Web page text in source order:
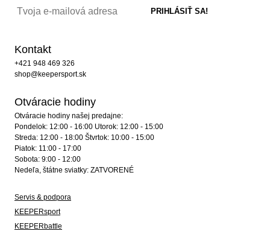
Kontakt
+421 948 469 326
shop@keepersport.sk
Otváracie hodiny
Otváracie hodiny našej predajne:
Pondelok: 12:00 - 16:00 Utorok: 12:00 - 15:00
Streda: 12:00 - 18:00 Štvrtok: 10:00 - 15:00
Piatok: 11:00 - 17:00
Sobota: 9:00 - 12:00
Nedeľa, štátne sviatky: ZATVORENÉ
Servis & podpora
KEEPERsport
KEEPERbattle